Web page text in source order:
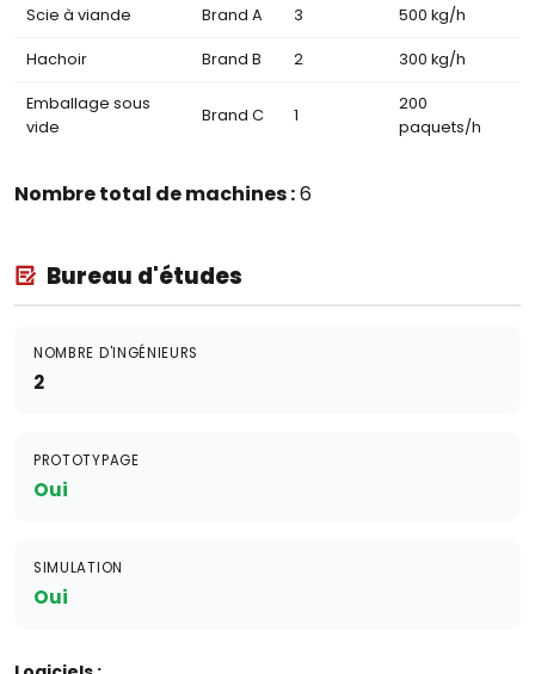
Scie à viande Brand A 3 500 kg/h
Hachoir Brand B 2 300 kg/h
Emballage sous
vide
Brand C 1
200
paquets/h
Nombre total de machines :6
Bureau d'études
NOMBRE D'INGÉNIEURS
2
PROTOTYPAGE
Oui
SIMULATION
Oui